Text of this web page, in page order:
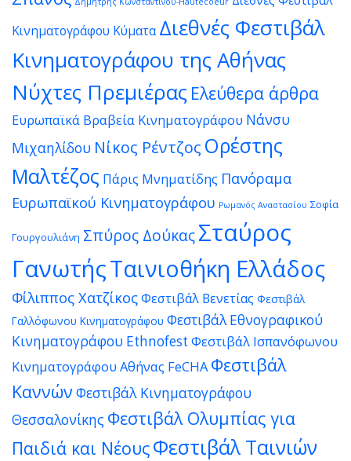
Κινηματογράφου Κύματα Διεθνές Φεστιβάλ
Κινηματογράφου της Αθήνας
Νύχτες Πρεμιέρας Ελεύθερα άρθρα
Ευρωπαϊκά Βραβεία Κινηματογράφου Νάνσυ
Μιχαηλίδου Νίκος Ρέντζος Ορέστης
Μαλτέζος Πάρις Μνηματίδης Πανόραμα
Ευρωπαϊκού Κινηματογράφου Ρωμανός Αναστασίου Σοφία
Γουργουλιάνη Σπύρος ΔούκαςΣταύρος
ΓανωτήςΤαινιοθήκη Ελλάδος
Φίλιππος ΧατζίκοςΦεστιβάλ Βενετίας Φεστιβάλ
Γαλλόφωνου Κινηματογράφου Φεστιβάλ Εθνογραφικού
Κινηματογράφου Ethnofest Φεστιβάλ Ισπανόφωνου
Κινηματογράφου Αθήνας FeCHA Φεστιβάλ
Καννών Φεστιβάλ Κινηματογράφου
Θεσσαλονίκης Φεστιβάλ Ολυμπίας για
Παιδιά και ΝέουςΦεστιβάλ Ταινιών